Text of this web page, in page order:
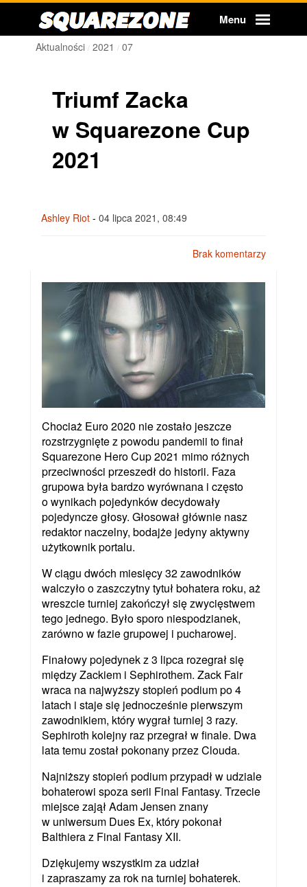
Squarezone Menu
Aktualności 2021 07
Triumf Zacka
w Squarezone Cup
2021
Ashley Riot - 04 lipca 2021, 08:49
Brak komentarzy
Chociaż Euro 2020 nie zostało jeszcze
rozstrzygnięte z powodu pandemii to finał
Squarezone Hero Cup 2021 mimo różnych
przeciwności przeszedł do historii. Faza
grupowa była bardzo wyrównana i często
o wynikach pojedynków decydowały
pojedyncze głosy. Głosował głównie nasz
redaktor naczelny, bodajże jedyny aktywny
użytkownik portalu.
W ciągu dwóch miesięcy 32 zawodników
walczyło o zaszczytny tytuł bohatera roku, aż
wreszcie turniej zakończył się zwycięstwem
tego jednego. Było sporo niespodzianek,
zarówno w fazie grupowej i pucharowej.
Finałowy pojedynek z 3 lipca rozegrał się
między Zackiem i Sephirothem. Zack Fair
wraca na najwyższy stopień podium po 4
latach i staje się jednocześnie pierwszym
zawodnikiem, który wygrał turniej 3 razy.
Sephiroth kolejny raz przegrał w finale. Dwa
lata temu został pokonany przez Clouda.
Najniższy stopień podium przypadł w udziale
bohaterowi spoza serii Final Fantasy. Trzecie
miejsce zajął Adam Jensen znany
w uniwersum Dues Ex, który pokonał
Balthiera z Final Fantasy XII.
Dziękujemy wszystkim za udział
i zapraszamy za rok na turniej bohaterek.